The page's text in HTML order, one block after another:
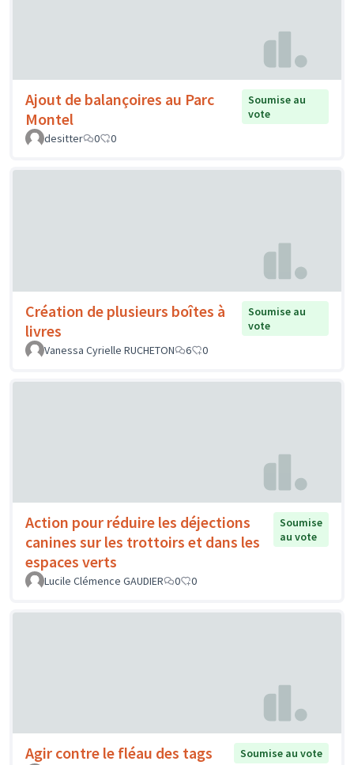
Ajout de balançoires au Parc
Montel
Soumise au
vote
desitter
0 0
Création de plusieurs boîtes à
livres
Soumise au
vote
Vanessa Cyrielle RUCHETON
6 0
Action pour réduire les déjections
canines sur les trottoirs et dans les
espaces verts
Soumise
au vote
Lucile Clémence GAUDIER 0 0
Agir contre le fléau des tags
Soumise au vote